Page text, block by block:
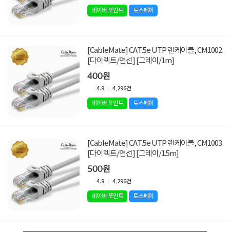
네이버 포인트 토스페이
[CableMate] CAT.5e UTP 랜케이블, CM1002
[다이렉트/연선] [그레이/1m]
400원
4.9 4,296건
네이버 포인트 토스페이
[CableMate] CAT.5e UTP 랜케이블, CM1003
[다이렉트/연선] [그레이/1.5m]
500원
4.9 4,296건
네이버 포인트 토스페이